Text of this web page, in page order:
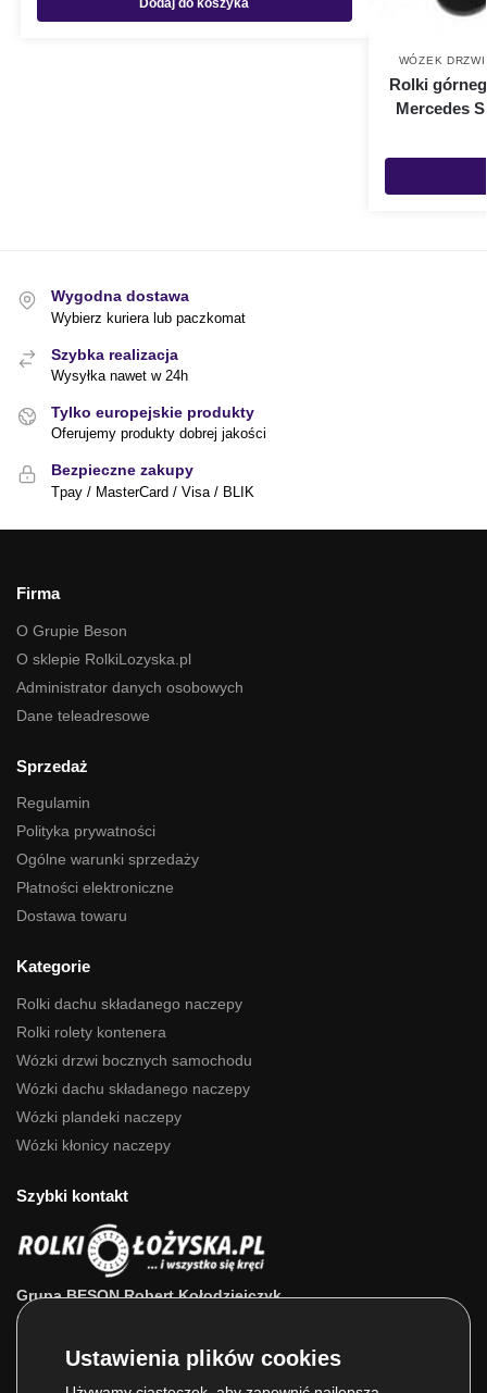
Dodaj do koszyka
WÓZEK
Rolki
Mercedes
Wygodna dostawa
Wybierz kuriera lub paczkomat
Szybka realizacja
Wysyłka nawet w 24h
Tylko europejskie produkty
Oferujemy produkty dobrej jakości
Bezpieczne zakupy
Tpay / MasterCard / Visa / BLIK
Firma
O Grupie Beson
O sklepie RolkiLozyska.pl
Administrator danych osobowych
Dane teleadresowe
Sprzedaż
Regulamin
Polityka prywatności
Ogólne warunki sprzedaży
Płatności elektroniczne
Dostawa towaru
Kategorie
Rolki dachu składanego naczepy
Rolki rolety kontenera
Wózki drzwi bocznych samochodu
Wózki dachu składanego naczepy
Wózki plandeki naczepy
Wózki kłonicy naczepy
Szybki kontakt
Grupa BESON Robert Kołodziejczyk
ul. Powstańców Wlkp. 63a